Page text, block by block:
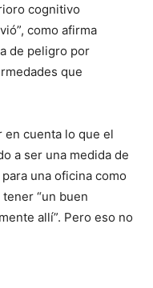
cognitivo
como afirma
de peligro por
que
cuenta lo que el
a ser una medida de
una oficina como
“un buen
allí”. Pero eso no